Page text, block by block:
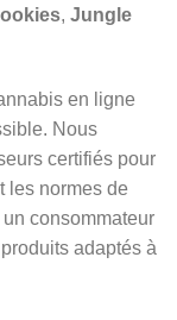
, Jungle
en ligne
Nous
certifiés pour
les normes de
consommateur
adaptés à